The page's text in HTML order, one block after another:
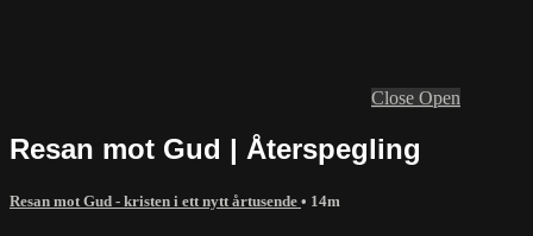
Close Open
Resan mot Gud | Återspegling
Resan mot Gud - kristen i ett nytt årtusende • 14m